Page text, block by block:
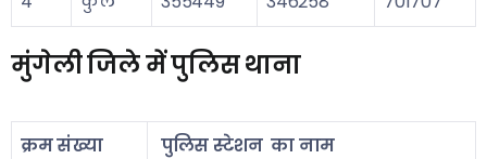
मुंगेली जिले में पुलिस थाना
क्रम संख्या
पुलिस स्टेशन का नाम